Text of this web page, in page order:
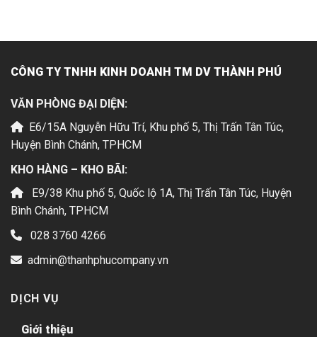
CÔNG TY TNHH KINH DOANH TM DV THÀNH PHÚ
VĂN PHÒNG ĐẠI DIỆN:
E6/15A Nguyễn Hữu Trí, Khu phố 5, Thị Trấn Tân Túc,
Huyện Bình Chánh, TPHCM
KHO HÀNG – KHO BÃI:
E9/38 Khu phố 5, Quốc lộ 1A, Thị Trấn Tân Túc, Huyện
Bình Chánh, TPHCM
028 3760 4266
admin@thanhphucompany.vn
DỊCH VỤ
Giới thiệu